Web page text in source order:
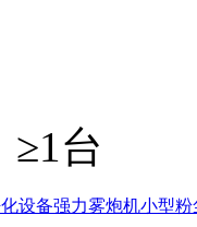
≥1台
设备强力雾炮机小型